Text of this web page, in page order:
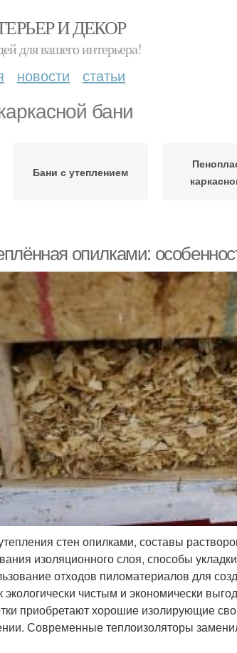
И ДЕКОР
для вашего интерьера!
новости статьи
бани
Бани с утеплением
опилками:
стен опилками, составы
изоляционного слоя, способы
отходов пиломатериалов для
экологически чистым и экономически
приобретают хорошие изолирующие
Современные теплоизоляторы